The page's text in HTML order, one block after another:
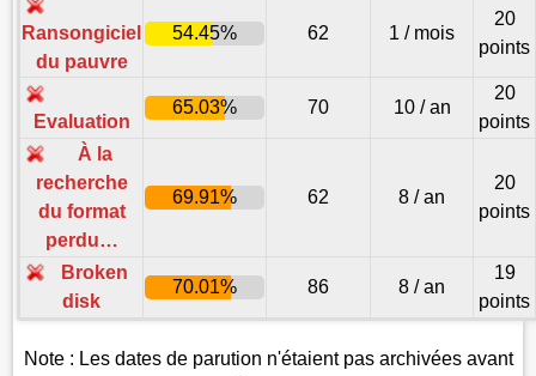
Ransongiciel
du pauvre
54.45% 62 1 / mois
20
points
Evaluation
65.03% 70 10 / an
20
points
À la
recherche
du format
perdu…
69.91% 62 8 / an
20
points
Broken
disk
70.01% 86 8 / an
19
points
Note : Les dates de parution n'étaient pas archivées avant